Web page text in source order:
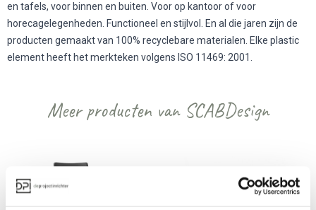
en tafels, voor binnen en buiten. Voor op kantoor of voor
horecagelegenheden. Functioneel en stijlvol. En al die jaren zijn de
producten gemaakt van 100% recyclebare materialen. Elke plastic
element heeft het merkteken volgens ISO 11469: 2001.
Meer producten van SCABDesign